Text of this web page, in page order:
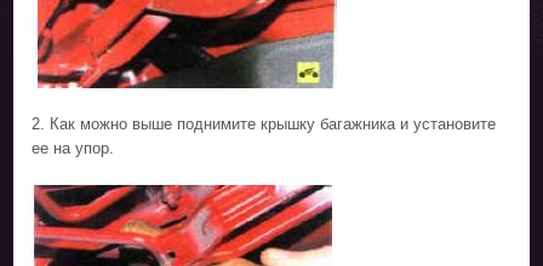
2. Как можно выше поднимите крышку багажника и установите
ее на упор.